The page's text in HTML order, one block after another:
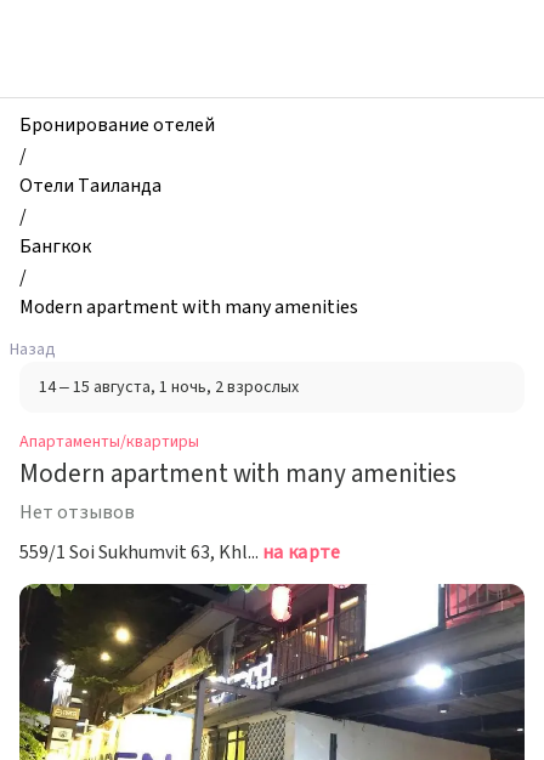
и
квартиры,
Modern
apartment
with
many
amenities,
Бангкок,
Таиланд
Бронирование отелей
/
Отели Таиланда
/
Бангкок
/
Modern apartment with many amenities
Назад
14 – 15 августа, 1 ночь, 2 взрослых
Апартаменты/квартиры
Modern apartment with many amenities
Нет отзывов
559/1 Soi Sukhumvit 63, Khlong Tan Nuea, Watthana, Bangkok 10110, Бангкок на карте